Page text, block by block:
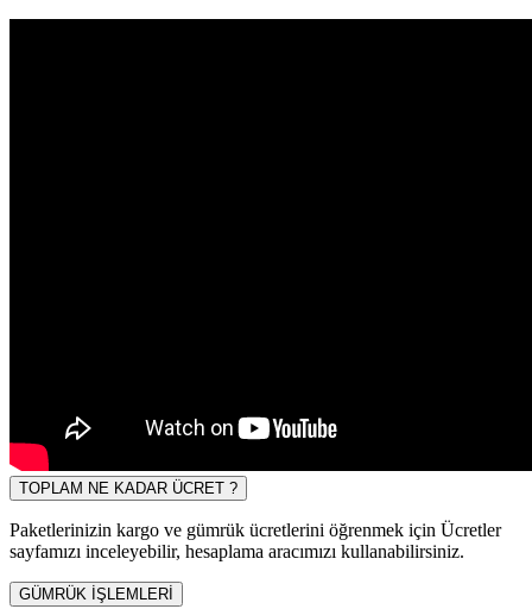
TOPLAM NE KADAR ÜCRET ?
Paketlerinizin kargo ve gümrük ücretlerini öğrenmek için Ücretler
sayfamızı inceleyebilir, hesaplama aracımızı kullanabilirsiniz.
GÜMRÜK İŞLEMLERİ